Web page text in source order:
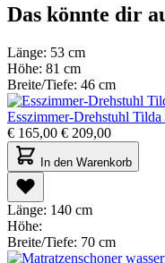
Das könnte dir
Länge: 53 cm
Höhe: 81 cm
Breite/Tiefe: 46 cm
Esszimmer-Drehstuhl
€ 165,00 € 209,00
In den Warenkorb
Länge: 140 cm
Höhe:
Breite/Tiefe: 70 cm